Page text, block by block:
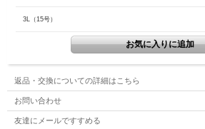
3L（15号）
返品・交換についての詳細はこちら
お問い合わせ
友達にメールですすめる